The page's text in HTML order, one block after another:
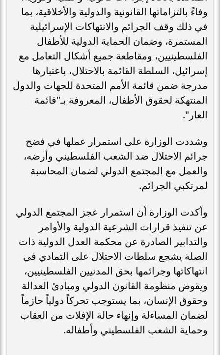
وفاءً بالتزاماتها القانونية والدولية والأخلاقية، بما
في ذلك وقف الجرائم والانتهاكات الإسرائيلية
المستمرة، وضمان الحماية الدولية للأطفال
الفلسطينيين، ومقاطعة جميع أشكال التعامل مع
إسرائيل، السلطة القائمة بالاحتلال، باعتبارها
مدرجة ضمن قائمة الأمم المتحدة للجهات والدول
المنتهكة لحقوق الأطفال، المعروفة بـ"قائمة
العار".
وشددت الوزارة على استمرار عملها في فضح
جرائم الاحتلال ضد الشعب الفلسطيني وأرضه،
والعمل مع المجتمع الدولي لضمان المحاسبة
لمرتكبي الجرائم.
وأكدت الوزارة أن استمرار عجز المجتمع الدولي
عن تنفيذ قرارات الشرعية الدولية والأوامر
والتدابير الصادرة عن محكمة العدل الدولية ذات
الصلة يشجع سلطات الاحتلال على التمادي في
انتهاكاتها وجرائمها بحق المدنيين الفلسطينيين،
ويقوض منظومة القانون الدولي ومبادئ العدالة
وحقوق الإنسان، بما يستوجب تحركاً دولياً حازماً
لضمان المساءلة وإنهاء حالة الإفلات من العقاب
وحماية الشعب الفلسطيني وأطفاله.